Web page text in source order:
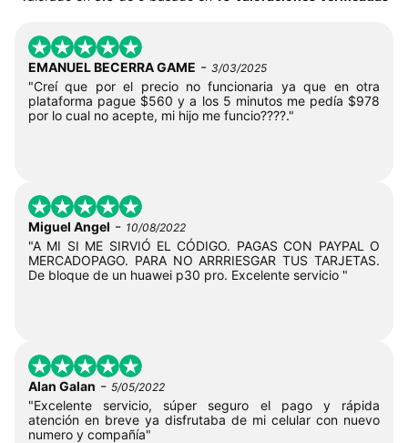
EMANUEL BECERRA GAME - 3/03/2025
"Creí que por el precio no funcionaria ya que en otra
plataforma pague $560 y a los 5 minutos me pedía $978
por lo cual no acepte, mi hijo me funcio????."
Miguel Angel - 10/08/2022
"A MI SI ME SIRVIÓ EL CÓDIGO. PAGAS CON PAYPAL O
MERCADOPAGO. PARA NO ARRRIESGAR TUS TARJETAS.
De bloque de un huawei p30 pro. Excelente servicio "
Alan Galan - 5/05/2022
"Excelente servicio, súper seguro el pago y rápida
atención en breve ya disfrutaba de mi celular con nuevo
numero y compañía"